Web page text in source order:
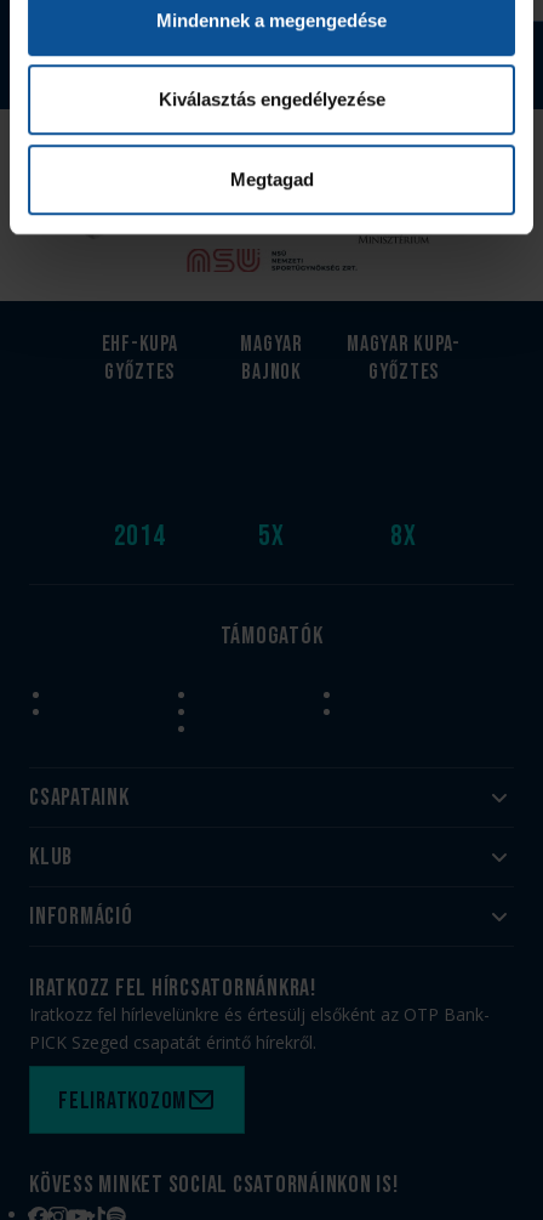
Mindennek a megengedése
Kiválasztás engedélyezése
Megtagad
Tovább a webshopra
Az Utánpótlás kiemelt támogatója
EHF-Kupa
győztes
2014
Magyar
bajnok
5x
Magyar kupa-
győztes
8x
Támogatók
Csapataink
Felnőtt
Utánpótlás
Klub
#HandballFamily
Munkatársaink
PICK Aréna
Sajtóakkreditáció
Információ
Jegy- és bérletvásárlás
Webshop
Adatvédelem
Felhasználási feltételek
Kapcsolat
iratkozz fel hírcsatornánkra!
Iratkozz fel hírlevelünkre és értesülj elsőként az OTP Bank-
PICK Szeged csapatát érintő hírekről.
Feliratkozom
Kövess minket social csatornáinkon is!